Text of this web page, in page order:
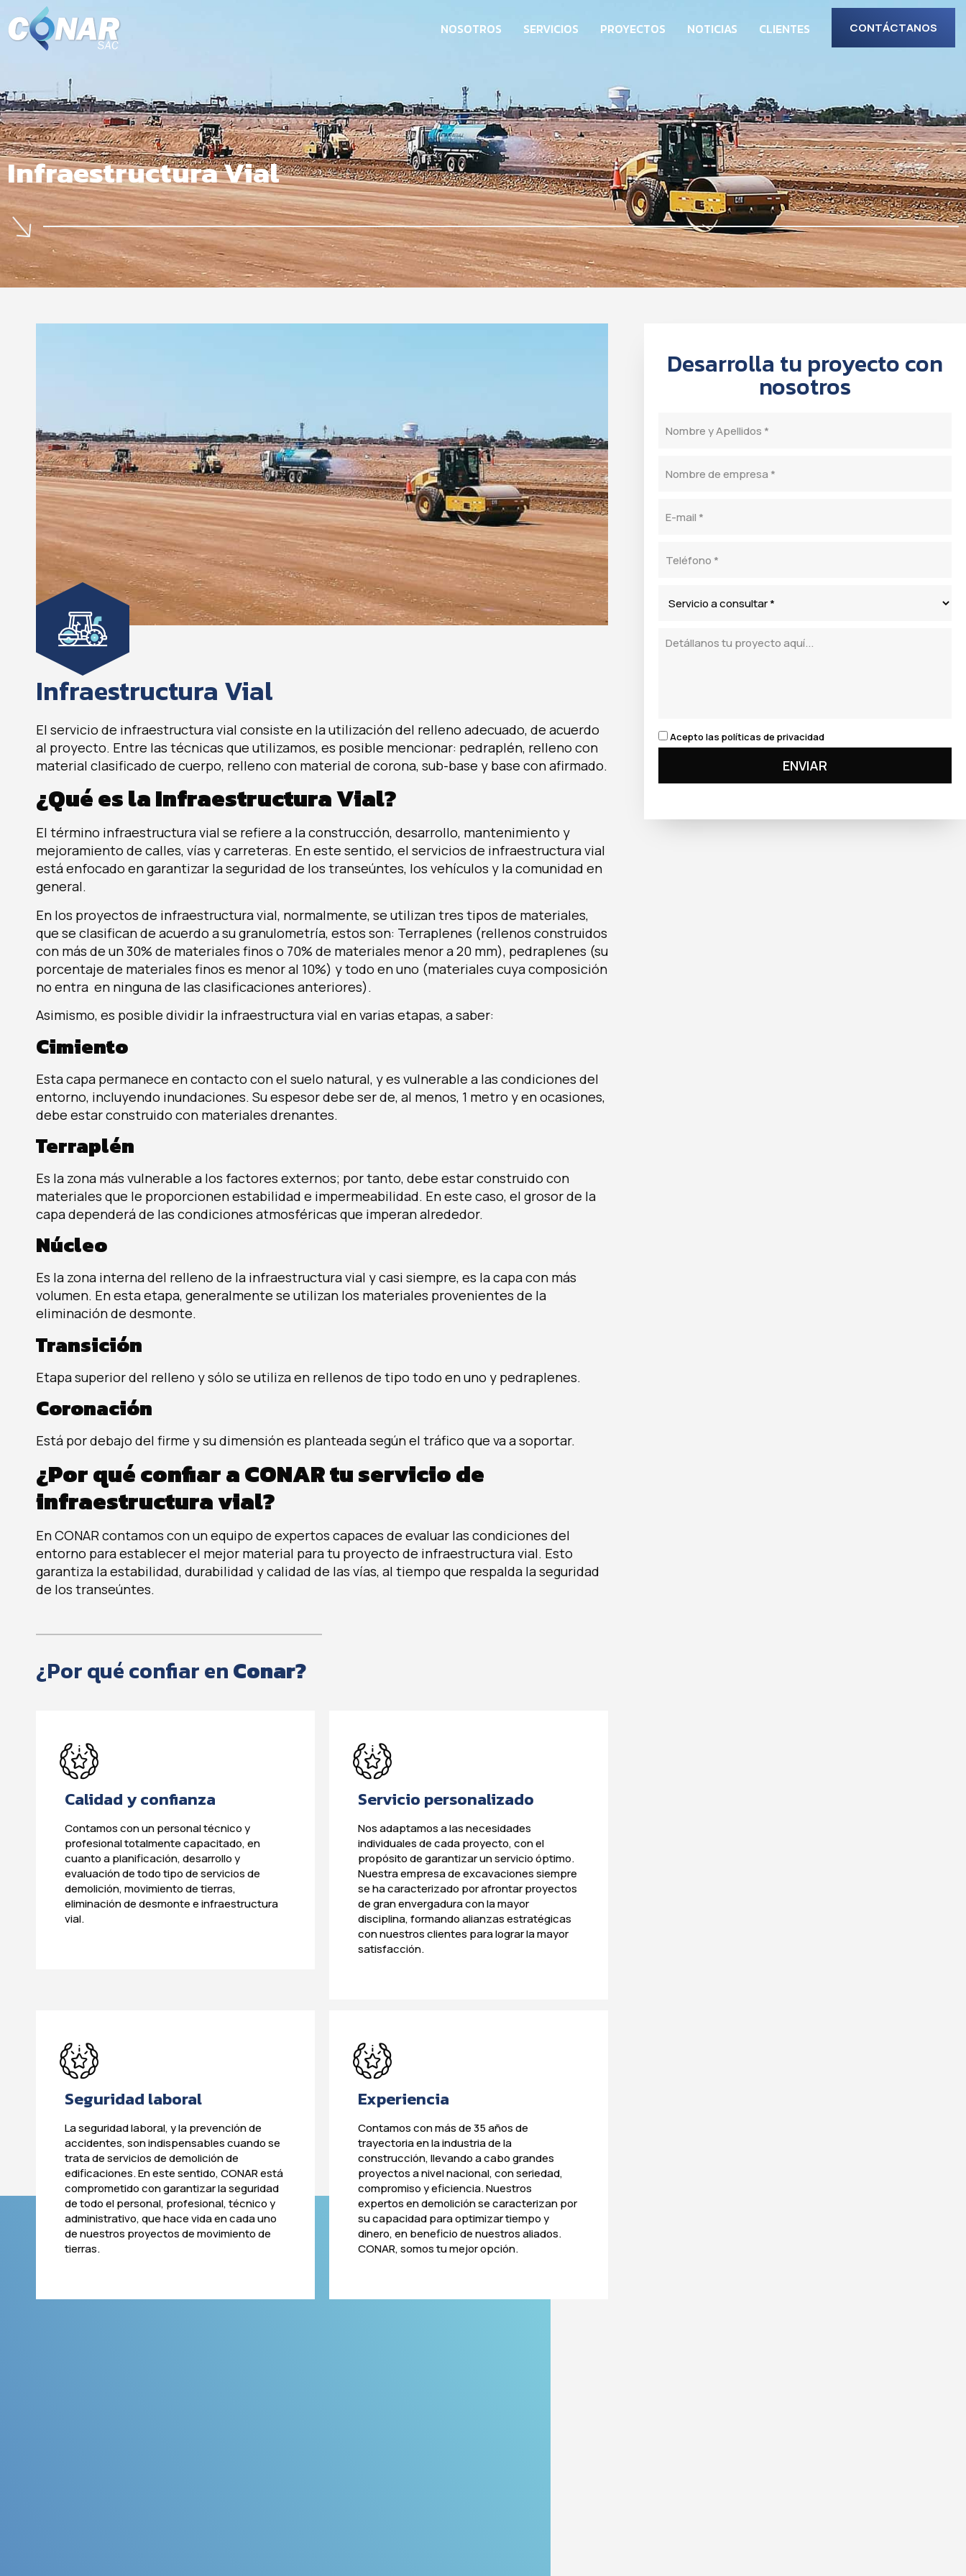
NOSOTROS SERVICIOS PROYECTOS NOTICIAS CLIENTES CONTÁCTANOS
Infraestructura Vial
Infraestructura Vial
El servicio de infraestructura vial consiste en la utilización del relleno adecuado, de acuerdo
al proyecto. Entre las técnicas que utilizamos, es posible mencionar: pedraplén, relleno con
material clasificado de cuerpo, relleno con material de corona, sub-base y base con afirmado.
¿Qué es la Infraestructura Vial?
El término infraestructura vial se refiere a la construcción, desarrollo, mantenimiento y
mejoramiento de calles, vías y carreteras. En este sentido, el servicios de infraestructura vial
está enfocado en garantizar la seguridad de los transeúntes, los vehículos y la comunidad en
general.
En los proyectos de infraestructura vial, normalmente, se utilizan tres tipos de materiales,
que se clasifican de acuerdo a su granulometría, estos son: Terraplenes (rellenos construidos
con más de un 30% de materiales finos o 70% de materiales menor a 20 mm), pedraplenes (su
porcentaje de materiales finos es menor al 10%) y todo en uno (materiales cuya composición
no entra en ninguna de las clasificaciones anteriores).
Asimismo, es posible dividir la infraestructura vial en varias etapas, a saber:
Cimiento
Esta capa permanece en contacto con el suelo natural, y es vulnerable a las condiciones del
entorno, incluyendo inundaciones. Su espesor debe ser de, al menos, 1 metro y en ocasiones,
debe estar construido con materiales drenantes.
Terraplén
Es la zona más vulnerable a los factores externos; por tanto, debe estar construido con
materiales que le proporcionen estabilidad e impermeabilidad. En este caso, el grosor de la
capa dependerá de las condiciones atmosféricas que imperan alrededor.
Núcleo
Es la zona interna del relleno de la infraestructura vial y casi siempre, es la capa con más
volumen. En esta etapa, generalmente se utilizan los materiales provenientes de la
eliminación de desmonte.
Transición
Etapa superior del relleno y sólo se utiliza en rellenos de tipo todo en uno y pedraplenes.
Coronación
Está por debajo del firme y su dimensión es planteada según el tráfico que va a soportar.
¿Por qué confiar a CONAR tu servicio de
infraestructura vial?
En CONAR contamos con un equipo de expertos capaces de evaluar las condiciones del
entorno para establecer el mejor material para tu proyecto de infraestructura vial. Esto
garantiza la estabilidad, durabilidad y calidad de las vías, al tiempo que respalda la seguridad
de los transeúntes.
¿Por qué confiar enConar?
Calidad y confianza
Contamos con un personal técnico y
profesional totalmente capacitado, en
cuanto a planificación, desarrollo y
evaluación de todo tipo de servicios de
demolición, movimiento de tierras,
eliminación de desmonte e infraestructura
vial.
Servicio personalizado
Nos adaptamos a las necesidades
individuales de cada proyecto, con el
propósito de garantizar un servicio óptimo.
Nuestra empresa de excavaciones siempre
se ha caracterizado por afrontar proyectos
de gran envergadura con la mayor
disciplina, formando alianzas estratégicas
con nuestros clientes para lograr la mayor
satisfacción.
Seguridad laboral
La seguridad laboral, y la prevención de
accidentes, son indispensables cuando se
trata de servicios de demolición de
edificaciones. En este sentido, CONAR está
comprometido con garantizar la seguridad
de todo el personal, profesional, técnico y
administrativo, que hace vida en cada uno
de nuestros proyectos de movimiento de
tierras.
Experiencia
Contamos con más de 35 años de
trayectoria en la industria de la
construcción, llevando a cabo grandes
proyectos a nivel nacional, con seriedad,
compromiso y eficiencia. Nuestros
expertos en demolición se caracterizan por
su capacidad para optimizar tiempo y
dinero, en beneficio de nuestros aliados.
CONAR, somos tu mejor opción.
Desarrolla tu proyecto con
nosotros
Acepto las políticas de privacidad